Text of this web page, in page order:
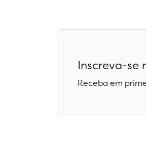
Inscreva-se
Receba em